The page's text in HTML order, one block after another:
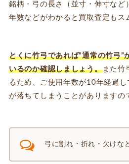
銘柄・弓の長さ（並寸・伸寸など
年数などがわかると買取査定もス
とくに竹弓であれば”通常の竹弓”
いるのか確認しましょう。また竹
るため、ご使用年数が10年経過
が落ちてしまうことがありますの
弓に割れ・折れ・欠けな